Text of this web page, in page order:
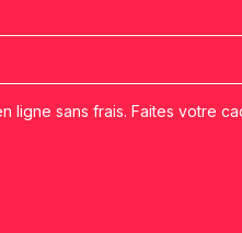
ligne sans frais. Faites votre